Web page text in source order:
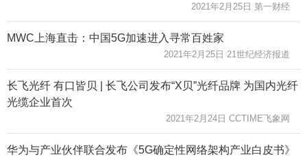
2021年2月25日 第一财经
MWC上海直击：中国5G加速进入寻常百姓家
2021年2月25日 21世纪经济报道
长飞光纤 有口皆贝 | 长飞公司发布“X贝”光纤品牌 为国内光纤
光缆企业首次
2021年2月24日 CCTIME飞象网
华为与产业伙伴联合发布《5G确定性网络架构产业白皮书》